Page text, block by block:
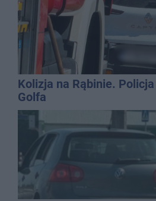
Kolizja na Rąbinie.
Golfa